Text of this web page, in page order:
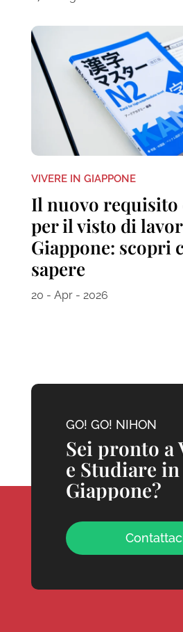
VIVERE IN GIAPPONE
Il nuovo requisito
per il visto di
Giappone: scopri
sapere
20 - Apr - 2026
GO! GO! NIHON
Sei pronto a
e Studiare in
Giappone?